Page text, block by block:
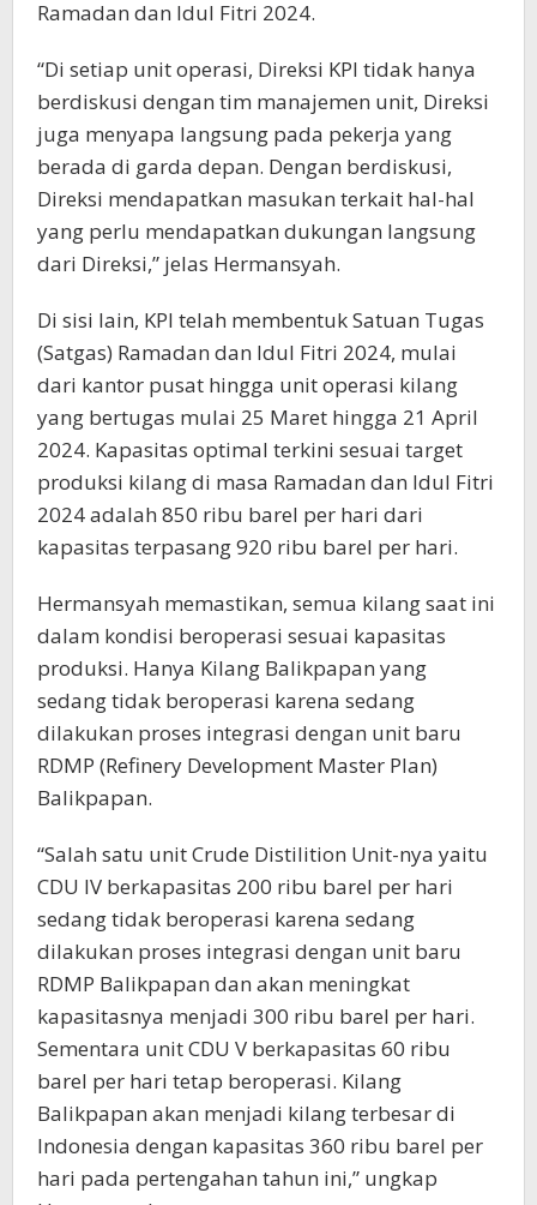
Ramadan dan Idul Fitri 2024.
“Di setiap unit operasi, Direksi KPI tidak hanya
berdiskusi dengan tim manajemen unit, Direksi
juga menyapa langsung pada pekerja yang
berada di garda depan. Dengan berdiskusi,
Direksi mendapatkan masukan terkait hal-hal
yang perlu mendapatkan dukungan langsung
dari Direksi,” jelas Hermansyah.
Di sisi lain, KPI telah membentuk Satuan Tugas
(Satgas) Ramadan dan Idul Fitri 2024, mulai
dari kantor pusat hingga unit operasi kilang
yang bertugas mulai 25 Maret hingga 21 April
2024. Kapasitas optimal terkini sesuai target
produksi kilang di masa Ramadan dan Idul Fitri
2024 adalah 850 ribu barel per hari dari
kapasitas terpasang 920 ribu barel per hari.
Hermansyah memastikan, semua kilang saat ini
dalam kondisi beroperasi sesuai kapasitas
produksi. Hanya Kilang Balikpapan yang
sedang tidak beroperasi karena sedang
dilakukan proses integrasi dengan unit baru
RDMP (Refinery Development Master Plan)
Balikpapan.
“Salah satu unit Crude Distilition Unit-nya yaitu
CDU IV berkapasitas 200 ribu barel per hari
sedang tidak beroperasi karena sedang
dilakukan proses integrasi dengan unit baru
RDMP Balikpapan dan akan meningkat
kapasitasnya menjadi 300 ribu barel per hari.
Sementara unit CDU V berkapasitas 60 ribu
barel per hari tetap beroperasi. Kilang
Balikpapan akan menjadi kilang terbesar di
Indonesia dengan kapasitas 360 ribu barel per
hari pada pertengahan tahun ini,” ungkap